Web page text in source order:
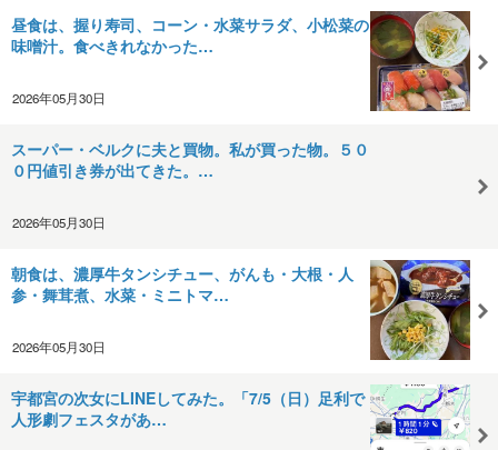
昼食は、握り寿司、コーン・水菜サラダ、小松菜の
味噌汁。食べきれなかった…
2026年05月30日
スーパー・ベルクに夫と買物。私が買った物。５０
０円値引き券が出てきた。…
2026年05月30日
朝食は、濃厚牛タンシチュー、がんも・大根・人
参・舞茸煮、水菜・ミニトマ…
2026年05月30日
宇都宮の次女にLINEしてみた。「7/5（日）足利で
人形劇フェスタがあ…